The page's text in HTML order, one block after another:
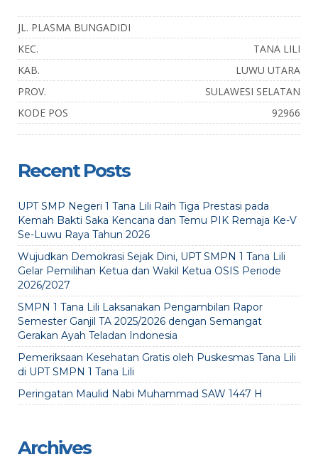
JL. PLASMA BUNGADIDI
KEC.
TANA LILI
KAB.
LUWU UTARA
PROV.
SULAWESI SELATAN
KODE POS
92966
Recent Posts
UPT SMP Negeri 1 Tana Lili Raih Tiga Prestasi pada
Kemah Bakti Saka Kencana dan Temu PIK Remaja Ke-V
Se-Luwu Raya Tahun 2026
Wujudkan Demokrasi Sejak Dini, UPT SMPN 1 Tana Lili
Gelar Pemilihan Ketua dan Wakil Ketua OSIS Periode
2026/2027
SMPN 1 Tana Lili Laksanakan Pengambilan Rapor
Semester Ganjil TA 2025/2026 dengan Semangat
Gerakan Ayah Teladan Indonesia
Pemeriksaan Kesehatan Gratis oleh Puskesmas Tana Lili
di UPT SMPN 1 Tana Lili
Peringatan Maulid Nabi Muhammad SAW 1447 H
Archives